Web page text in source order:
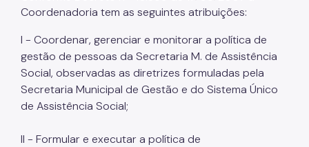
Crianças e Adolescentes
Idosos
Pessoas com Deficiência
Famílias
Família Acolhedora
Coordenadoria tem as seguintes atribuições:
I - Coordenar, gerenciar e monitorar a política de
gestão de pessoas da Secretaria M. de Assistência
Social, observadas as diretrizes formuladas pela
Secretaria Municipal de Gestão e do Sistema Único
de Assistência Social;
II - Formular e executar a política de